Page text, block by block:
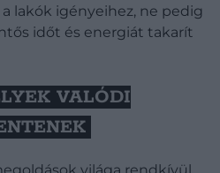
lakók igényeihez, ne pedig
időt és energiát takarít
VALÓDI